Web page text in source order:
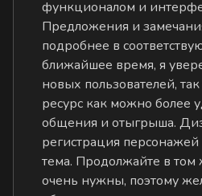
функционалом и
Предложения и
подробнее в
ближайшее время, я
новых пользователей,
ресурс как можно более
общения и отыгрыша.
регистрация
тема. Продолжайте в
очень нужны, поэтому